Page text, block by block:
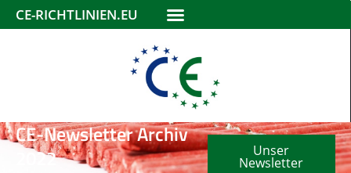
CE-RICHTLINIEN.EU
CE-Newsletter Archiv
2022
Unser
Newsletter